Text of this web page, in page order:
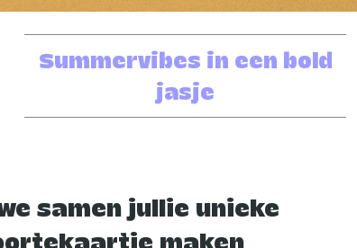
Summervibes in een bold
jasje
we samen jullie unieke